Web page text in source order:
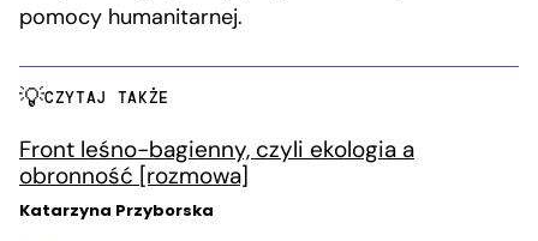
pomocy humanitarnej.
CZYTAJ TAKŻE
Front leśno-bagienny, czyli ekologia a
obronność [rozmowa]
Katarzyna Przyborska